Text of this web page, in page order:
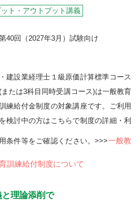
ト・アウトプット講義
40回（2027年3月）試験向け
・建設業経理士１級原価計算標準コース
(または3科目同時受講コース)は一般教育
練給付金制度の対象講座です。ご利用
を検討中の方はこちらで制度の詳細・利
用条件等をご確認ください。>>>一般教
訓練給付制度について
理論添削で